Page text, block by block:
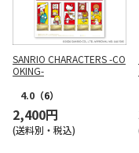
SANRIO CHARACTERS -CO
OKING-
4.0 （6）
2,400円
(送料別・税込)